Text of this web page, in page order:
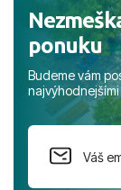
ponuku
Budeme vám